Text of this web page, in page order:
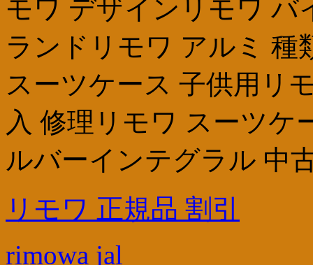
モワ デザインリモワ
ランドリモワ アルミ 種
スーツケース 子供用リ
入 修理リモワ スーツケ
ルバーインテグラル 中
リモワ 正規品 割引
rimowa jal